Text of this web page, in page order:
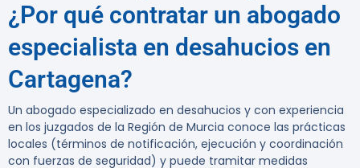
¿Por qué contratar un abogado
especialista en desahucios en
Cartagena?
Un abogado especializado en desahucios y con experiencia
en los juzgados de la Región de Murcia conoce las prácticas
locales (términos de notificación, ejecución y coordinación
con fuerzas de seguridad) y puede tramitar medidas